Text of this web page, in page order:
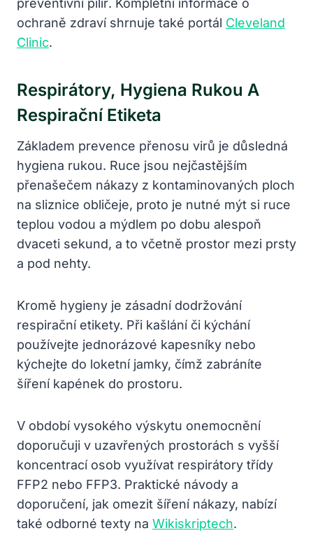
ochraně zdraví shrnuje také portál Cleveland
Clinic.
Respirátory, Hygiena Rukou A
Respirační Etiketa
Základem prevence přenosu virů je důsledná
hygiena rukou. Ruce jsou nejčastějším
přenašečem nákazy z kontaminovaných ploch
na sliznice obličeje, proto je nutné mýt si ruce
teplou vodou a mýdlem po dobu alespoň
dvaceti sekund, a to včetně prostor mezi prsty
a pod nehty.
Kromě hygieny je zásadní dodržování
respirační etikety. Při kašlání či kýchání
používejte jednorázové kapesníky nebo
kýchejte do loketní jamky, čímž zabráníte
šíření kapének do prostoru.
V období vysokého výskytu onemocnění
doporučuji v uzavřených prostorách s vyšší
koncentrací osob využívat respirátory třídy
FFP2 nebo FFP3. Praktické návody a
doporučení, jak omezit šíření nákazy, nabízí
také odborné texty na Wikiskriptech.